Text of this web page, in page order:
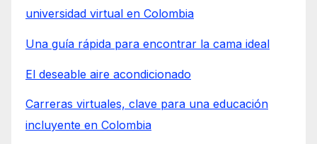
universidad virtual en Colombia
Una guía rápida para encontrar la cama ideal
El deseable aire acondicionado
Carreras virtuales, clave para una educación
incluyente en Colombia